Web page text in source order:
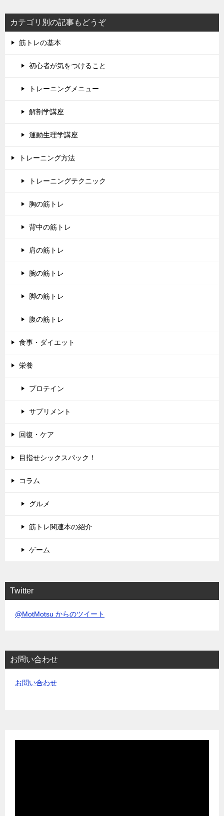
カテゴリ別の記事もどうぞ
筋トレの基本
初心者が気をつけること
トレーニングメニュー
解剖学講座
運動生理学講座
トレーニング方法
トレーニングテクニック
胸の筋トレ
背中の筋トレ
肩の筋トレ
腕の筋トレ
脚の筋トレ
腹の筋トレ
食事・ダイエット
栄養
プロテイン
サプリメント
回復・ケア
目指せシックスパック！
コラム
グルメ
筋トレ関連本の紹介
ゲーム
Twitter
@MotMotsu からのツイート
お問い合わせ
お問い合わせ